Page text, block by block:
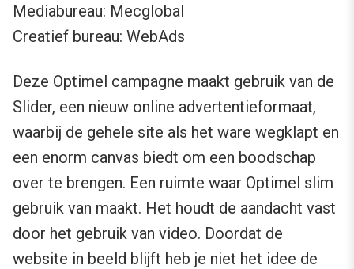
Mediabureau: Mecglobal
Creatief bureau: WebAds
Deze Optimel campagne maakt gebruik van de
Slider, een nieuw online advertentieformaat,
waarbij de gehele site als het ware wegklapt en
een enorm canvas biedt om een boodschap
over te brengen. Een ruimte waar Optimel slim
gebruik van maakt. Het houdt de aandacht vast
door het gebruik van video. Doordat de
website in beeld blijft heb je niet het idee de